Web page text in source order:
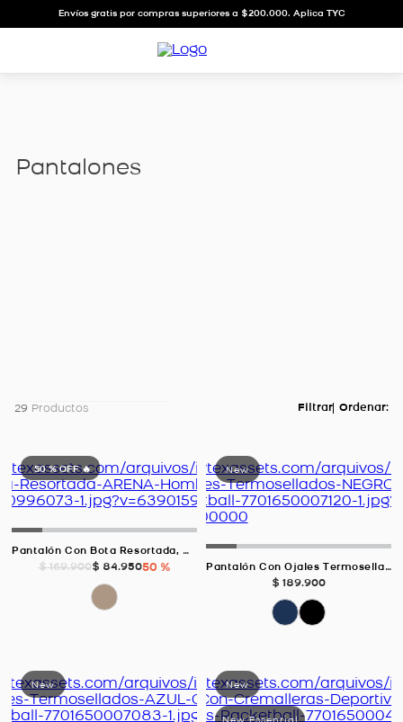
Envíos gratis por compras superiores a $200.000. Aplica TYC
pantalones
29 Productos
50 % OFF 🔥
Pantalón Con Bota Resortada, Color ARENA Para Hombre
$ 169.900$ 84.95050 % Pantalón Con Ojales Termosellados NEGRO Para Hombre
$ 189.900